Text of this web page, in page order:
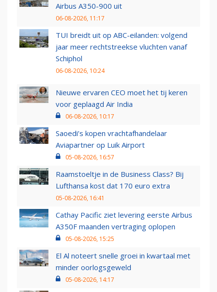
Airbus A350-900 uit
06-08-2026, 11:17
TUI breidt uit op ABC-eilanden: volgend
jaar meer rechtstreekse vluchten vanaf
Schiphol
06-08-2026, 10:24
Nieuwe ervaren CEO moet het tij keren
voor geplaagd Air India
06-08-2026, 10:17
Saoedi’s kopen vrachtafhandelaar
Aviapartner op Luik Airport
05-08-2026, 16:57
Raamstoeltje in de Business Class? Bij
Lufthansa kost dat 170 euro extra
05-08-2026, 16:41
Cathay Pacific ziet levering eerste Airbus
A350F maanden vertraging oplopen
05-08-2026, 15:25
El Al noteert snelle groei in kwartaal met
minder oorlogsgeweld
05-08-2026, 14:17